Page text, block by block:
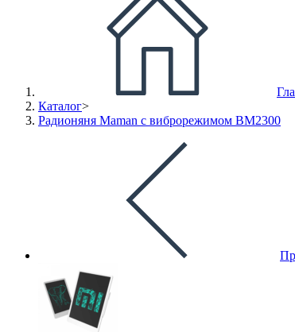
Каталог>
Радионяня Maman с виброрежимом ВМ2300